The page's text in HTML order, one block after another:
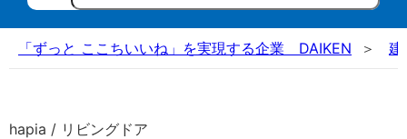
「ずっと ここちいいね」を実現する企業 DAIKEN 建
hapia / リビングドア